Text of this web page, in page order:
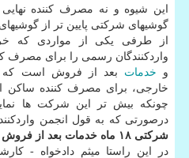
این شیوه و نه مصرف كننده
گوشیهای شركتی پایین تر از
از طرفی یكی از مواردی كه
واردكنندگان رسمی را برای مصرف
و خدمات بعد از فروش است كه
خارجی، برای مصرف كننده ساكن
چونكه بیش تر این شركت ها
درصورتی كه به قول انجمن
شركتی ۱۸ ماه خدمات بعد از فروش و گارانتی دارند
در این راستا میثم دادخواه -